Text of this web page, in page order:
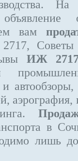
о
вам
Советы
ИЖ
в
лишь